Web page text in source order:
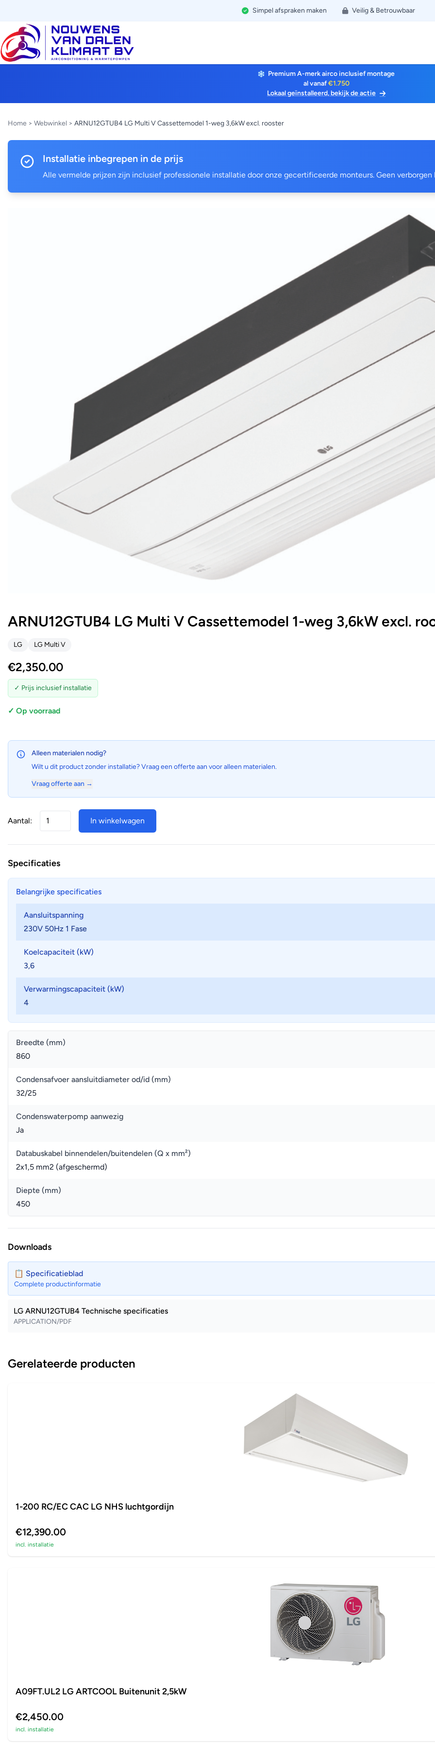
Simpel afspraken maken Veilig & Betrouwbaar
Premium A-merk airco inclusief montage
al vanaf€1.750
Lokaal geïnstalleerd, bekijk de actie
Home > Webwinkel > ARNU12GTUB4 LG Multi V Cassettemodel 1-weg 3,6kW excl. rooster
Installatie inbegrepen in de prijs
Alle vermelde prijzen zijn inclusief professionele installatie door onze gecertificeerde monteurs. Geen verborgen
ARNU12GTUB4 LG Multi V Cassettemodel 1-weg 3,6kW excl.
LG LG Multi V
€2,350.00
✓ Prijs inclusief installatie
✓ Op voorraad
Alleen materialen nodig?
Wilt u dit product zonder installatie? Vraag een offerte aan voor alleen materialen.
Vraag offerte aan →
Aantal: In winkelwagen
Specificaties
Belangrijke specificaties
Aansluitspanning
230V 50Hz 1 Fase
Koelcapaciteit (kW)
3,6
Verwarmingscapaciteit (kW)
4
Breedte (mm)
860
Condensafvoer aansluitdiameter od/id (mm)
32/25
Condenswaterpomp aanwezig
Ja
Databuskabel binnendelen/buitendelen (Q x mm²)
2x1,5 mm2 (afgeschermd)
Diepte (mm)
450
Downloads
📋 Specificatieblad
Complete productinformatie
LG ARNU12GTUB4 Technische specificaties
APPLICATION/PDF
Gerelateerde producten
1-200 RC/EC CAC LG NHS luchtgordijn
€12,390.00
incl. installatie
A09FT.UL2 LG ARTCOOL Buitenunit 2,5kW
€2,450.00
incl. installatie